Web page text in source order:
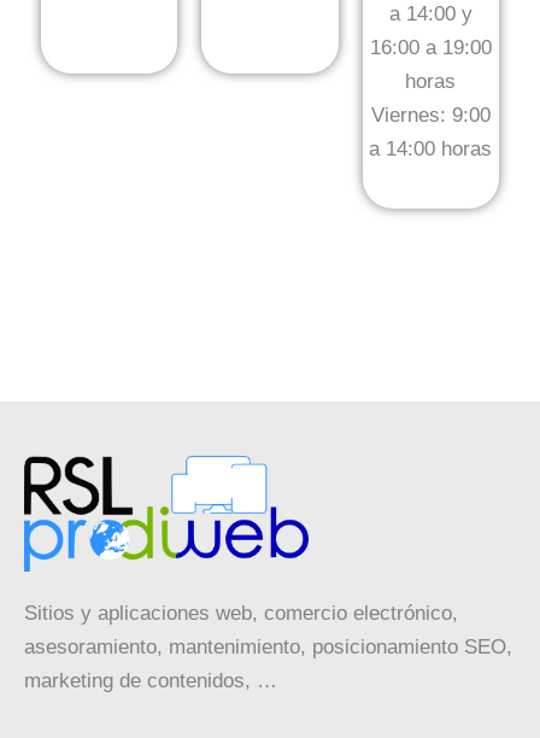
a 14:00 y
16:00 a 19:00
horas
Viernes: 9:00
a 14:00 horas
Sitios y aplicaciones web, comercio electrónico,
asesoramiento, mantenimiento, posicionamiento SEO,
marketing de contenidos, …